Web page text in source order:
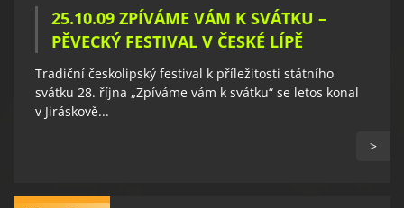
25.10.09 ZPÍVÁME VÁM K SVÁTKU –
PĚVECKÝ FESTIVAL V ČESKÉ LÍPĚ
Tradiční českolipský festival k příležitosti státního
svátku 28. října „Zpíváme vám k svátku“ se letos konal
v Jiráskově...
>